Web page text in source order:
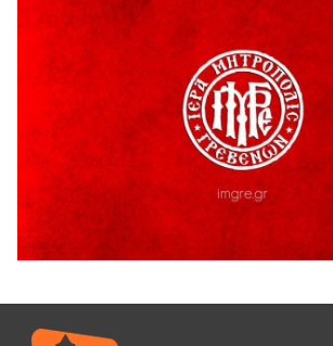
5 Αυγούστου 2026
Γρεβενά: Συνελήφθη 18χρονος αλλοδαπός,
εξοπλισμού γυμναστηρίου
5 Αυγούστου 2026
ΑΗ ΛΑΟΣ | 5 Αυγούστου | Υπαίθριο Θέατρο
41η Γιορτή Κρασιού στο Τρίκωμο –
5 Αυγούστου 2026